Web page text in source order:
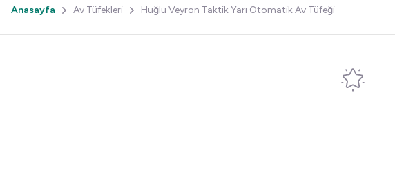
Anasayfa Av Tüfekleri Huğlu Veyron Taktik Yarı Otomatik Av Tüfeği